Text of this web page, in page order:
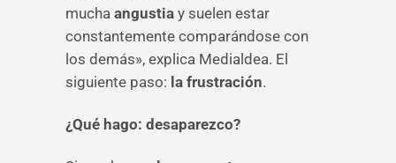
mucha angustia y suelen estar
constantemente comparándose con
los demás», explica Medialdea. El
siguiente paso: la frustración.
¿Qué hago: desaparezco?